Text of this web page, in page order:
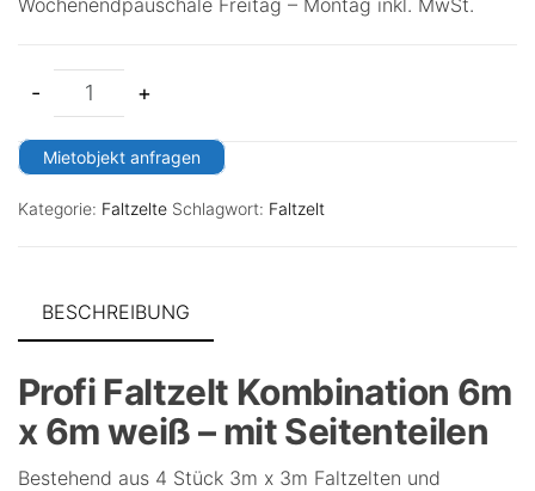
- +
Mietobjekt anfragen
Kategorie: Faltzelte Schlagwort: Faltzelt
BESCHREIBUNG
Profi Faltzelt Kombination 6m
x 6m weiß – mit Seitenteilen
Bestehend aus 4 Stück 3m x 3m Faltzelten und